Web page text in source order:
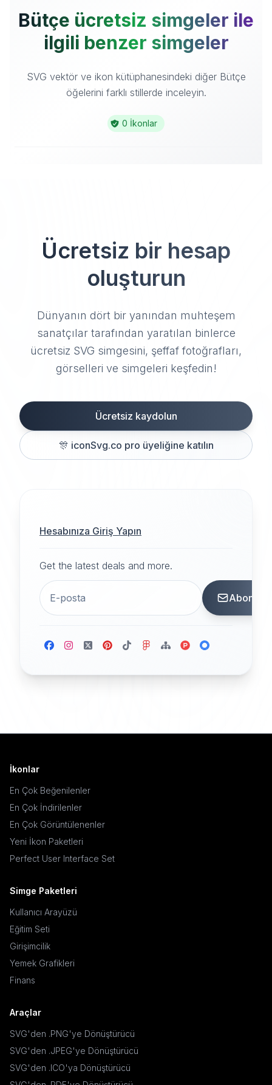
Bütçe ücretsiz simgeler ile
ilgili benzer simgeler
SVG vektör ve ikon kütüphanesindeki diğer Bütçe
öğelerini farklı stillerde inceleyin.
0 İkonlar
Ücretsiz bir hesap
oluşturun
Dünyanın dört bir yanından muhteşem
sanatçılar tarafından yaratılan binlerce
ücretsiz SVG simgesini, şeffaf fotoğrafları,
görselleri ve simgeleri keşfedin!
Ücretsiz kaydolun
🎊 iconSvg.co pro üyeliğine katılın
Hesabınıza Giriş Yapın
Get the latest deals and more.
Abone
İkonlar
En Çok Beğenilenler
En Çok İndirilenler
En Çok Görüntülenenler
Yeni İkon Paketleri
Perfect User Interface Set
Simge Paketleri
Kullanıcı Arayüzü
Eğitim Seti
Girişimcilik
Yemek Grafikleri
Finans
Araçlar
SVG'den .PNG'ye Dönüştürücü
SVG'den .JPEG'ye Dönüştürücü
SVG'den .ICO'ya Dönüştürücü